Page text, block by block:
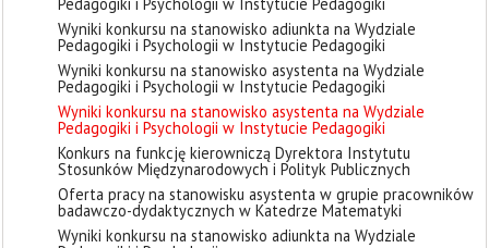
Wyniki konkursu na stanowisko adiunkta na Wydziale
Pedagogiki i Psychologii w Instytucie Pedagogiki
Wyniki konkursu na stanowisko asystenta na Wydziale
Pedagogiki i Psychologii w Instytucie Pedagogiki
Wyniki konkursu na stanowisko asystenta na Wydziale
Pedagogiki i Psychologii w Instytucie Pedagogiki
Konkurs na funkcję kierowniczą Dyrektora Instytutu
Stosunków Międzynarodowych i Polityk Publicznych
Oferta pracy na stanowisku asystenta w grupie pracowników
badawczo-dydaktycznych w Katedrze Matematyki
Wyniki konkursu na stanowisko adiunkta na Wydziale